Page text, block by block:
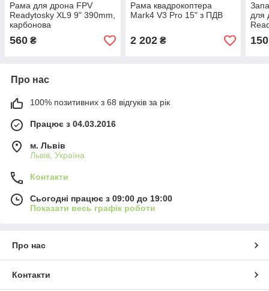
Рама для дрона FPV
Readytosky XL9 9" 390mm,
карбонова
560 ₴
Рама квадрокоптера
Mark4 V3 Pro 15" з ПДВ
2 202₴
для
150
Про нас
100% позитивних з 68 відгуків за рік
Працює з 04.03.2016
м. Львів
Львів, Україна
Контакти
Сьогодні працює з 09:00 до 19:00
Показати весь графік роботи
Про нас
Контакти